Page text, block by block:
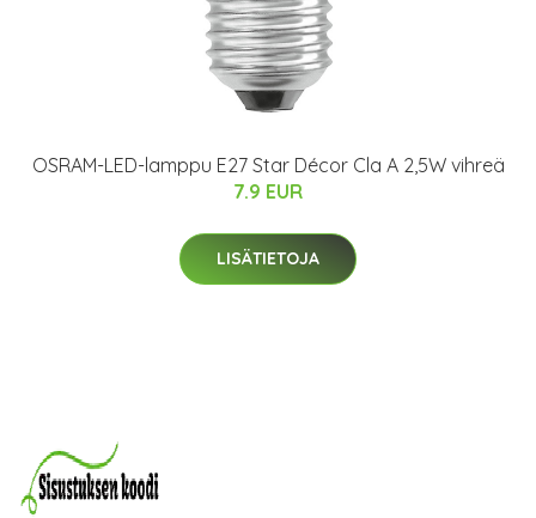
OSRAM-LED-lamppu E27 Star Décor Cla A 2,5W vihreä
7.9 EUR
LISÄTIETOJA